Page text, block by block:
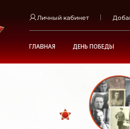
Личный кабинет
ГЛАВНАЯ ДЕНЬ ПОБЕДЫ